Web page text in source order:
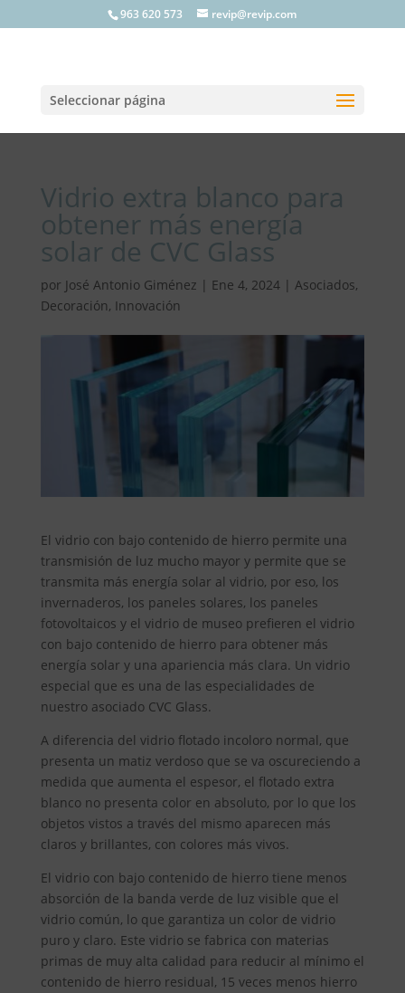
963 620 573 revip@revip.com
Seleccionar página
Vidrio extra blanco para
obtener más energía
solar de CVC Glass
por José Antonio Giménez | Ene 4, 2024| Asociados,
Decoración, Innovación
El vidrio con bajo contenido de hierro permite una
transmisión de luz mucho mayor y permite que se
transmita más energía solar al vidrio, por eso, los
invernaderos, los paneles solares, los paneles
fotovoltaicos y el vidrio de museo prefieren el vidrio
con bajo contenido de hierro para obtener más
energía solar y una apariencia más clara. Un vidrio
especial que es una de las especialidades de
nuestro asociado CVC Glass.
A diferencia del vidrio flotado incoloro normal, que
presenta un matiz verdoso que se va oscureciendo a
medida que aumenta el espesor, el flotado extra
blanco no presenta color en absoluto, por lo que los
objetos vistos a través del mismo aparecen más
claros y brillantes, con colores más vivos.
El vidrio con bajo contenido de hierro tiene menos
absorción de la banda verde de luz visible que el
vidrio común, lo que garantiza un color de vidrio
puro y claro. Este vidrio se fabrica con materias
primas de muy alta calidad para reducir al mínimo el
contenido de hierro residual, 15 veces menos hierro